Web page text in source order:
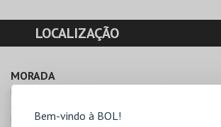
Bem-vindo à BOL!
LOCALIZAÇÃO
MORADA
Praça Dr. Alberto Manuel Avelino nº1
2560-284 Torres Vedras
Direcções para Nau Identidade